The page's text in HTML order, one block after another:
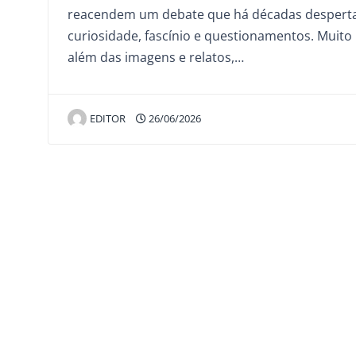
reacendem um debate que há décadas
curiosidade, fascínio e questionamentos. Muito
além das imagens e relatos,…
EDITOR 26/06/2026